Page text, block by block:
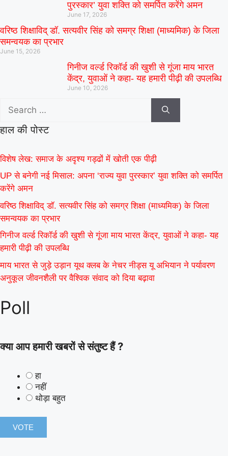
पुरस्कार’ युवा शक्ति को समर्पित करेंगे अमन
June 17, 2026
वरिष्ठ शिक्षाविद् डॉ. सत्यवीर सिंह को समग्र शिक्षा (माध्यमिक) के जिला
समन्वयक का प्रभार
June 15, 2026
गिनीज वर्ल्ड रिकॉर्ड की खुशी से गूंजा माय भारत
केंद्र, युवाओं ने कहा- यह हमारी पीढ़ी की उपलब्धि
June 10, 2026
हाल की पोस्ट
विशेष लेख: समाज के अदृश्य गड्ढों में खोती एक पीढ़ी
UP से बनेगी नई मिसाल: अपना ‘राज्य युवा पुरस्कार’ युवा शक्ति को समर्पित
करेंगे अमन
वरिष्ठ शिक्षाविद् डॉ. सत्यवीर सिंह को समग्र शिक्षा (माध्यमिक) के जिला
समन्वयक का प्रभार
गिनीज वर्ल्ड रिकॉर्ड की खुशी से गूंजा माय भारत केंद्र, युवाओं ने कहा- यह
हमारी पीढ़ी की उपलब्धि
माय भारत से जुड़े उड़ान यूथ क्लब के नेचर नीड्स यू अभियान ने पर्यावरण
अनुकूल जीवनशैली पर वैश्विक संवाद को दिया बढ़ावा
Poll
क्या आप हमारी खबरों से संतुष्ट हैं ?
हा
नहीं
थोड़ा बहुत